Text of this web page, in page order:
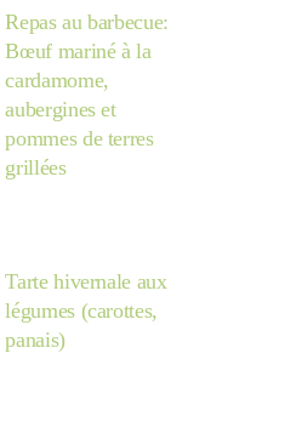
Repas au barbecue:
Bœuf mariné à la
cardamome,
aubergines et
pommes de terres
grillées
Tarte hivernale aux
légumes (carottes,
panais)